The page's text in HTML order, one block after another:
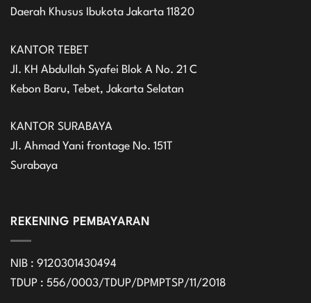
Daerah Khusus Ibukota Jakarta 11820
KANTOR TEBET
Jl. KH Abdullah Syafei Blok A No. 21 C
Kebon Baru, Tebet, Jakarta Selatan
KANTOR SURABAYA
Jl. Ahmad Yani frontage No. 151T
Surabaya
REKENING PEMBAYARAN
NIB : 9120301430494
TDUP : 556/0003/TDUP/DPMPTSP/11/2018